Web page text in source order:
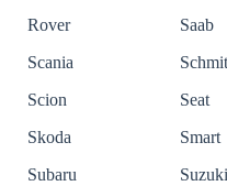
Rover
Saab
Scania
Scion
Seat
Skoda
Smart
Subaru
Suzuki